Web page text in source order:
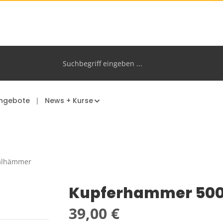
News + Kurse
Kupferhammer
Regulärer Preis:
39,00 €